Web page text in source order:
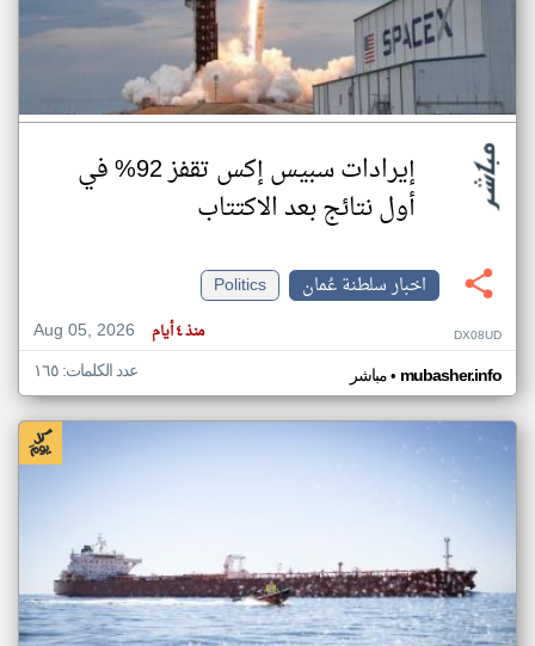
إيرادات سبيس إكس تقفز 92% في
أول نتائج بعد الاكتتاب
اخبار سلطنة عُمان
Politics
Aug 05, 2026
منذ ٤ أيام DX08UD
مباشر• mubasher.info عدد الكلمات: ١٦٥